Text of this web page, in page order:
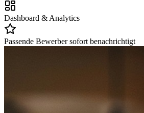
Dashboard & Analytics
Passende Bewerber sofort benachrichtigt